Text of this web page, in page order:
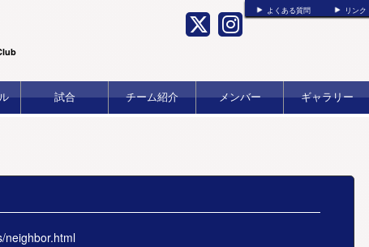
よくある質問 リンク
試合 チーム紹介 メンバー ギャラリー
neighbor.html